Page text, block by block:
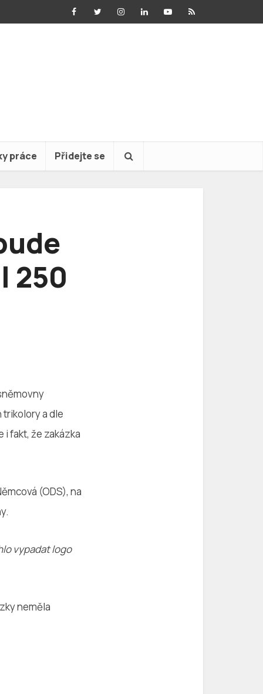
práce Přidejte se
250
a dle
i fakt, že zakázka
(ODS), na
vypadat logo
neměla